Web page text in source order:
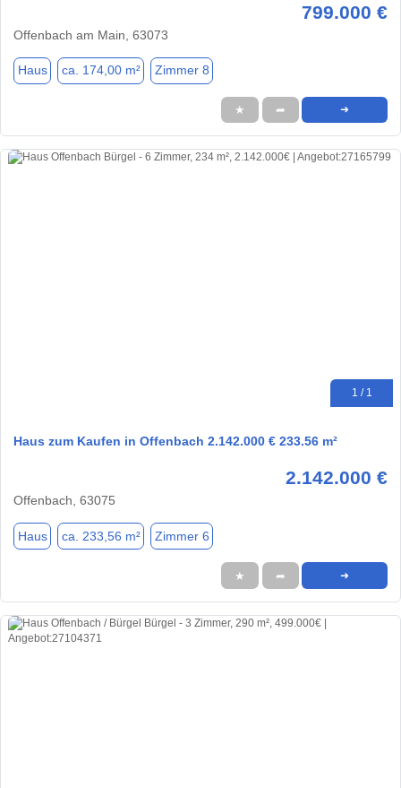
799.000 €
Offenbach am Main, 63073
Haus ca. 174,00 m² Zimmer 8
★ ➦ ➜
1 / 1
Haus zum Kaufen in Offenbach 2.142.000 € 233.56 m²
2.142.000 €
Offenbach, 63075
Haus ca. 233,56 m² Zimmer 6
★ ➦ ➜